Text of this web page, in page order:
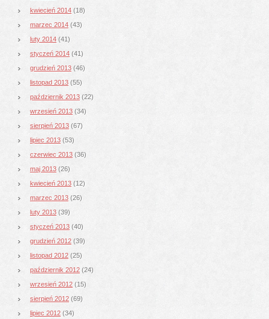
kwiecień 2014 (18)
marzec 2014 (43)
luty 2014 (41)
styczeń 2014 (41)
grudzień 2013 (46)
listopad 2013 (55)
październik 2013 (22)
wrzesień 2013 (34)
sierpień 2013 (67)
lipiec 2013 (53)
czerwiec 2013 (36)
maj 2013 (26)
kwiecień 2013 (12)
marzec 2013 (26)
luty 2013 (39)
styczeń 2013 (40)
grudzień 2012 (39)
listopad 2012 (25)
październik 2012 (24)
wrzesień 2012 (15)
sierpień 2012 (69)
lipiec 2012 (34)